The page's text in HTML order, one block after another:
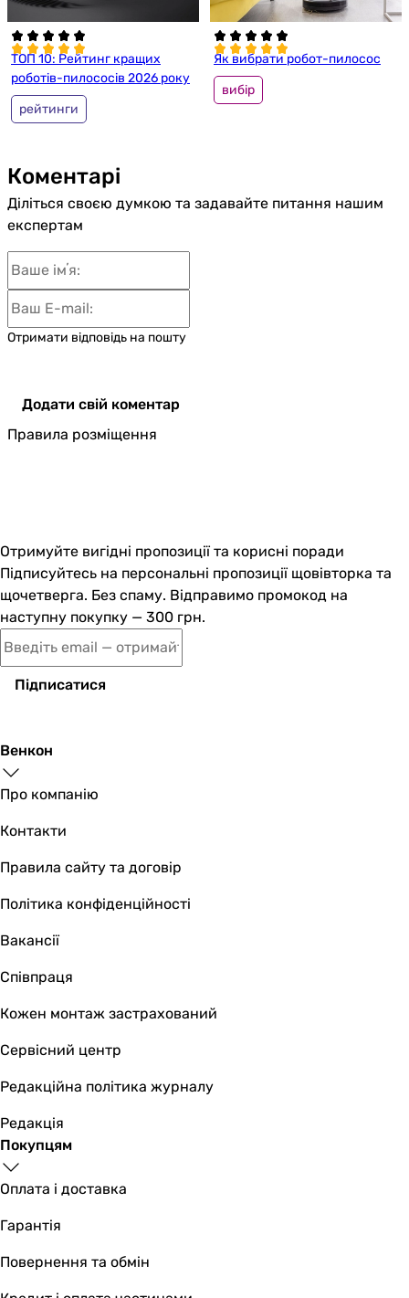
ТОП 10: Рейтинг кращих
роботів-пилососів 2026 року
рейтинги
Як вибрати робот-пилосос
вибір
Коментарі
Діліться своєю думкою та задавайте питання нашим
експертам
Отримати відповідь на пошту
Додати свій коментар
Правила розміщення
Отримуйте вигідні пропозиції та корисні поради
Підписуйтесь на персональні пропозиції щовівторка та
щочетверга. Без спаму. Відправимо промокод на
наступну покупку — 300 грн.
Підписатися
Венкон
Про компанію
Контакти
Правила сайту та договір
Політика конфіденційності
Вакансії
Співпраця
Кожен монтаж застрахований
Сервісний центр
Редакційна політика журналу
Редакція
Покупцям
Оплата і доставка
Гарантія
Повернення та обмін